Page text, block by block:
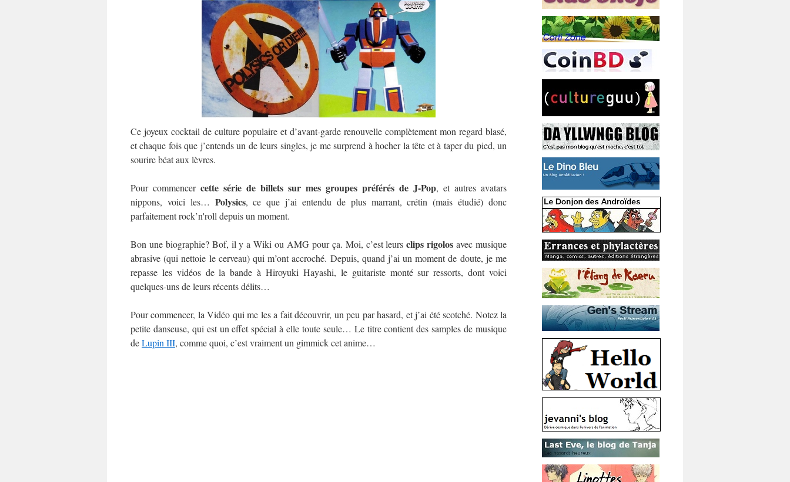
Ce joyeux cocktail de culture populaire et d’avant-garde renouvelle complètement mon regard blasé,
et chaque fois que j’entends un de leurs singles, je me surprend à hocher la tête et à taper du pied, un
sourire béat aux lèvres.
Pour commencer cette série de billets sur mes groupes préférés de J-Pop, et autres avatars
nippons, voici les… Polysics, ce que j’ai entendu de plus marrant, crétin (mais étudié) donc
parfaitement rock’n'roll depuis un moment.
Bon une biographie? Bof, il y a Wiki ou AMG pour ça. Moi, c’est leursclips rigolos avec musique
abrasive (qui nettoie le cerveau) qui m’ont accroché. Depuis, quand j’ai un moment de doute, je me
repasse les vidéos de la bande à Hiroyuki Hayashi, le guitariste monté sur ressorts, dont voici
quelques-uns de leurs récents délits…
Pour commencer, la Vidéo qui me les a fait découvrir, un peu par hasard, et j’ai été scotché. Notez la
petite danseuse, qui est un effet spécial à elle toute seule… Le titre contient des samples de musique
deLupin III, comme quoi, c’est vraiment un gimmick cet anime…